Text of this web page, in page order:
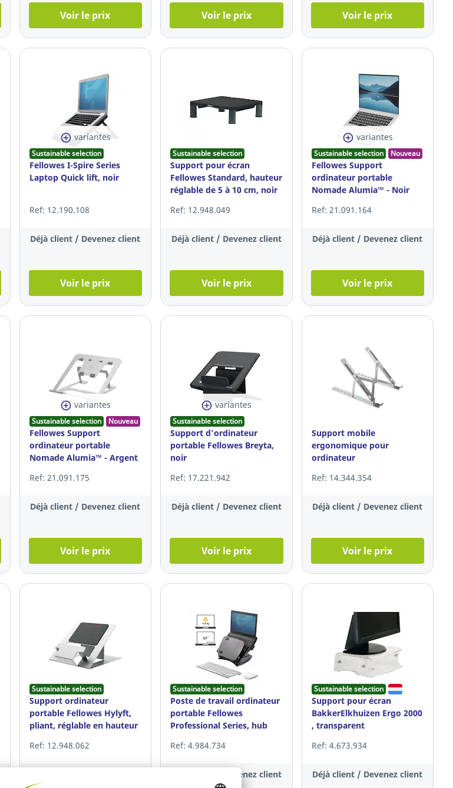
Voir le prix Voir le prix Voir le prix
variantes
Sustainable selection
Fellowes I-Spire Series
Laptop Quick lift, noir
Ref: 12.190.108
Déjà client / Devenez client
Voir le prix
Sustainable selection
Support pour écran
Fellowes Standard, hauteur
réglable de 5 à 10 cm, noir
Ref: 12.948.049
Déjà client / Devenez client
Voir le prix
variantes
Sustainable selection Nouveau
Fellowes Support
ordinateur portable
Nomade Alumia™ - Noir
Ref: 21.091.164
Déjà client / Devenez client
Voir le prix
variantes
Sustainable selection Nouveau
Fellowes Support
ordinateur portable
Nomade Alumia™ - Argent
Ref: 21.091.175
Déjà client / Devenez client
Voir le prix
variantes
Sustainable selection
Support d'ordinateur
portable Fellowes Breyta,
noir
Ref: 17.221.942
Déjà client / Devenez client
Voir le prix
Support mobile
ergonomique pour
ordinateur
argenté
Ref: 14.344.354
Déjà client / Devenez client
Voir le prix
Sustainable selection
Support ordinateur
portable Fellowes Hylyft,
pliant, réglable en hauteur
Ref: 12.948.062
Sustainable selection
Poste de travail ordinateur
portable Fellowes
Professional Series, hub
Ref: 4.984.734
Déjà client / Devenez client
Sustainable selection
Support pour écran
BakkerElkhuizen Ergo 2000
, transparent
Ref: 4.673.934
Déjà client / Devenez client